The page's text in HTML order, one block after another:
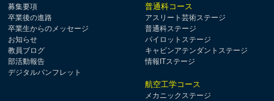
募集要項
卒業後の進路
卒業生からのメッセージ
お知らせ
教員ブログ
部活動報告
デジタルパンフレット
普通科コース
アスリート芸術ステージ
普通科ステージ
パイロットステージ
キャビンアテンダントステージ
情報ITステージ
航空工学コース
メカニックステージ